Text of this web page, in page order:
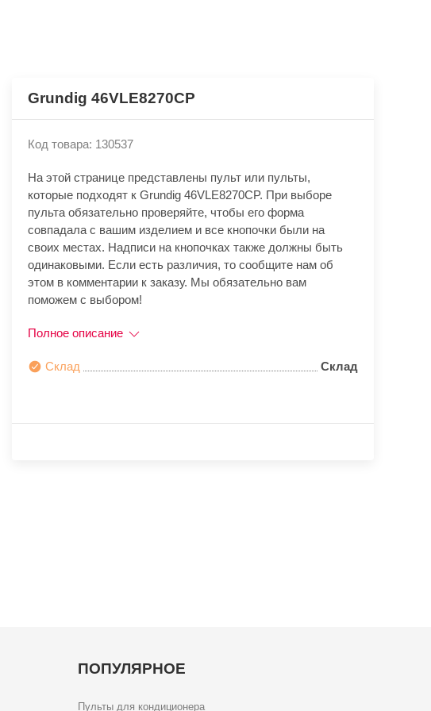
Grundig 46VLE8270CP
Код товара: 130537
На этой странице представлены пульт или пульты,
которые подходят к Grundig 46VLE8270CP. При выборе
пульта обязательно проверяйте, чтобы его форма
совпадала с вашим изделием и все кнопочки были на
своих местах. Надписи на кнопочках также должны быть
одинаковыми. Если есть различия, то сообщите нам об
этом в комментарии к заказу. Мы обязательно вам
поможем с выбором!
Полное описание
Склад Склад
ПОПУЛЯРНОЕ
Пульты для кондиционера